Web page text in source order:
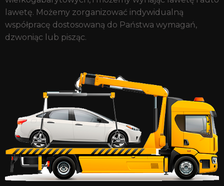
lawetę. Możemy zorganizować indywidualną
współpracę dostosowaną do Państwa wymagań,
dzwoniąc lub pisząc.